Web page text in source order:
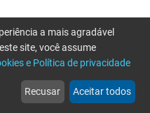
web
Notícias
more_horiz
Mais
a mais agradável
site, você assume
e Política de privacidade
Recusar Aceitar todos
tente novamente